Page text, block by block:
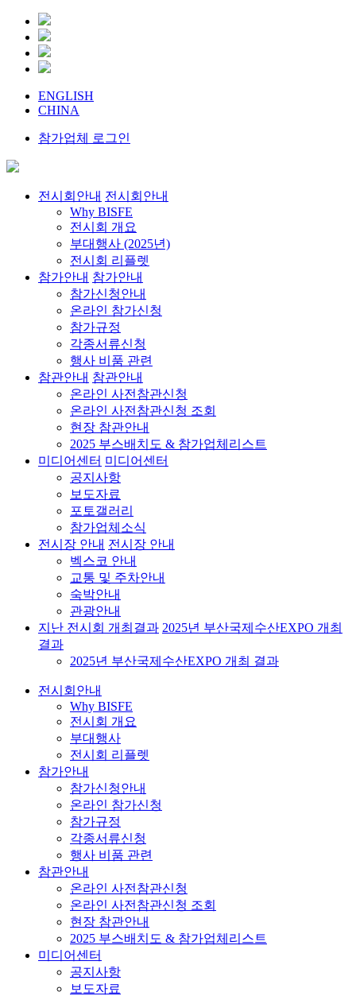
ENGLISH
CHINA
참가업체 로그인
전시회안내 전시회안내
Why BISFE
전시회 개요
부대행사 (2025년)
전시회 리플렛
참가안내 참가안내
참가신청안내
온라인 참가신청
참가규정
각종서류신청
행사 비품 관련
참관안내 참관안내
온라인 사전참관신청
온라인 사전참관신청 조회
현장 참관안내
2025 부스배치도 & 참가업체리스트
미디어센터 미디어센터
공지사항
보도자료
포토갤러리
참가업체소식
전시장 안내 전시장 안내
벡스코 안내
교통 및 주차안내
숙박안내
관광안내
지난 전시회 개최결과 2025년 부산국제수산EXPO 개최
결과
2025년 부산국제수산EXPO 개최 결과
전시회안내
Why BISFE
전시회 개요
부대행사
전시회 리플렛
참가안내
참가신청안내
온라인 참가신청
참가규정
각종서류신청
행사 비품 관련
참관안내
온라인 사전참관신청
온라인 사전참관신청 조회
현장 참관안내
2025 부스배치도 & 참가업체리스트
미디어센터
공지사항
보도자료